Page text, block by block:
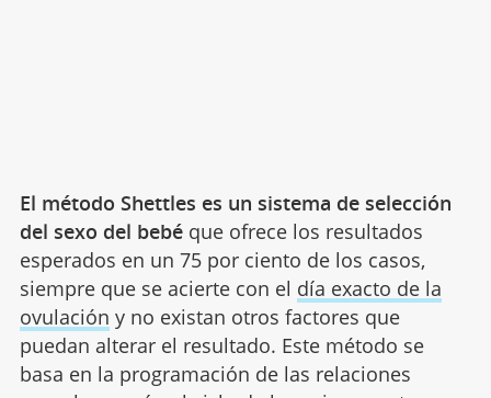
El método Shettles es un sistema de selección
del sexo del bebéque ofrece los resultados
esperados en un 75 por ciento de los casos,
siempre que se acierte con el día exacto de la
ovulación y no existan otros factores que
puedan alterar el resultado. Este método se
basa en la programación de las relaciones